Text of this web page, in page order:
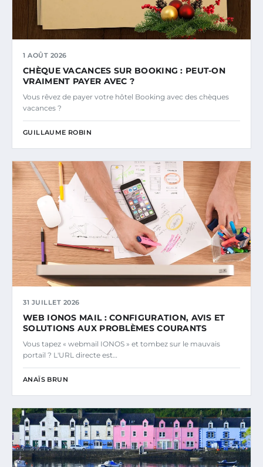
1 AOÛT 2026
CHÈQUE VACANCES SUR BOOKING : PEUT-ON
VRAIMENT PAYER AVEC ?
Vous rêvez de payer votre hôtel Booking avec des chèques
vacances ?
GUILLAUME ROBIN
31 JUILLET 2026
WEB IONOS MAIL : CONFIGURATION, AVIS ET
SOLUTIONS AUX PROBLÈMES COURANTS
Vous tapez « webmail IONOS » et tombez sur le mauvais
portail ? L'URL directe est…
ANAÏS BRUN